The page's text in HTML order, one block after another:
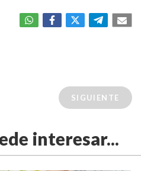
SIGUIENTE
interesar...